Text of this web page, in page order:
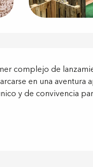
complejo de
en una aventura
y de convivencia